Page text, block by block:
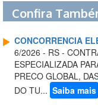
Confira
CONCORRENCIA
6/2026 - RS -
ESPECIALIZADA
PRECO GLOBAL,
DO TU... Saiba mais